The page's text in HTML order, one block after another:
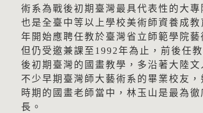
術系為戰後初期臺灣最具代表性的大專
也是全臺中等以上學校美術師資養成
年開始應聘任教於臺灣省立師範學院藝
但仍受邀兼課至1992年為止，前後任
後初期臺灣的國畫教學，多沿著大陸文
不少早期臺灣師大藝術系的畢業校友
時期的國畫老師當中，林玉山是最為
長。